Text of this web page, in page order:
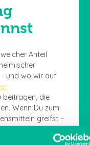
Anteil
und wo wir auf
beitragen, die
Wenn Du zum
greifst –
auf dem
vor Ort. Je